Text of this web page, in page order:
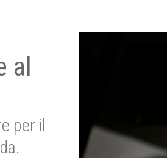
al
per il